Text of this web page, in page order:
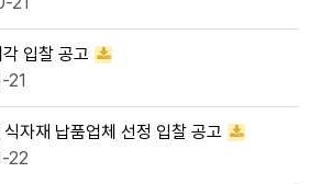
입찰 공고
21
자재 납품업체 선정 입찰 공고
22